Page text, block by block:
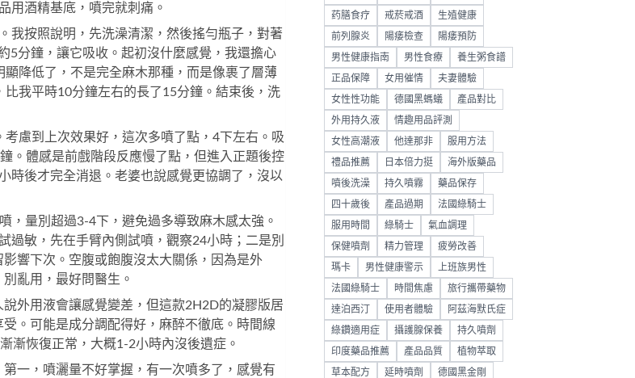
用酒精基底，噴完就刺痛。
我按照說明，先洗澡清潔，然後搖勻瓶子，對著
5分鐘，讓它吸收。起初沒什麼感覺，我還擔心
降低了，不是完全麻木那種，而是像裹了層薄
我平時10分鐘左右的長了15分鐘。結束後，洗
慮到上次效果好，這次多噴了點，4下左右。吸
。體感是前戲階段反應慢了點，但進入正題後控
時後才完全消退。老婆也說感覺更協調了，沒以
，量別超過3-4下，避免過多導致麻木感太強。
過敏，先在手臂內側試噴，觀察24小時；二是別
響下次。空腹或飽腹沒太大關係，因為是外
亂用，最好問醫生。
外用液會讓感覺變差，但這款2H2D的凝膠版居
。可能是成分調配得好，麻醉不徹底。時間線
漸恢復正常，大概1-2小時內沒後遺症。
一，噴灑量不好掌握，有一次噴多了，感覺有
药膳食疗 戒菸戒酒 生殖健康
前列腺炎 陽痿檢查 陽痿預防
男性健康指南 男性食療 養生粥食譜
正品保障 女用催情 夫妻體驗
女性性功能 德國黑螞蟻 產品對比
外用持久液 情趣用品評測
女性高潮液 他達那非 服用方法
禮品推薦 日本倍力挺 海外版藥品
噴後洗澡 持久噴霧 藥品保存
四十歲後 產品過期 法國綠騎士
服用時間 綠騎士 氣血調理
保健噴劑 精力管理 疲勞改善
瑪卡 男性健康警示 上班族男性
法國綠騎士 時間焦慮 旅行攜帶藥物
達泊西汀 使用者體驗 阿茲海默氏症
綠鑽適用症 攝護腺保養 持久噴劑
印度藥品推薦 產品品質 植物萃取
草本配方 延時噴劑 德國黑金剛